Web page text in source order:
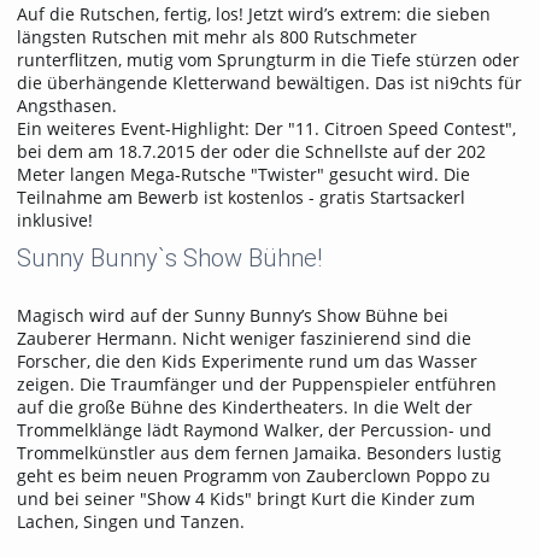
Auf die Rutschen, fertig, los! Jetzt wird’s extrem: die sieben
längsten Rutschen mit mehr als 800 Rutschmeter
runterflitzen, mutig vom Sprungturm in die Tiefe stürzen oder
die überhängende Kletterwand bewältigen. Das ist ni9chts für
Angsthasen.
Ein weiteres Event-Highlight: Der "11. Citroen Speed Contest",
bei dem am 18.7.2015 der oder die Schnellste auf der 202
Meter langen Mega-Rutsche "Twister" gesucht wird. Die
Teilnahme am Bewerb ist kostenlos - gratis Startsackerl
inklusive!
Sunny Bunny`s Show Bühne!
Magisch wird auf der Sunny Bunny’s Show Bühne bei
Zauberer Hermann. Nicht weniger faszinierend sind die
Forscher, die den Kids Experimente rund um das Wasser
zeigen. Die Traumfänger und der Puppenspieler entführen
auf die große Bühne des Kindertheaters. In die Welt der
Trommelklänge lädt Raymond Walker, der Percussion- und
Trommelkünstler aus dem fernen Jamaika. Besonders lustig
geht es beim neuen Programm von Zauberclown Poppo zu
und bei seiner "Show 4 Kids" bringt Kurt die Kinder zum
Lachen, Singen und Tanzen.